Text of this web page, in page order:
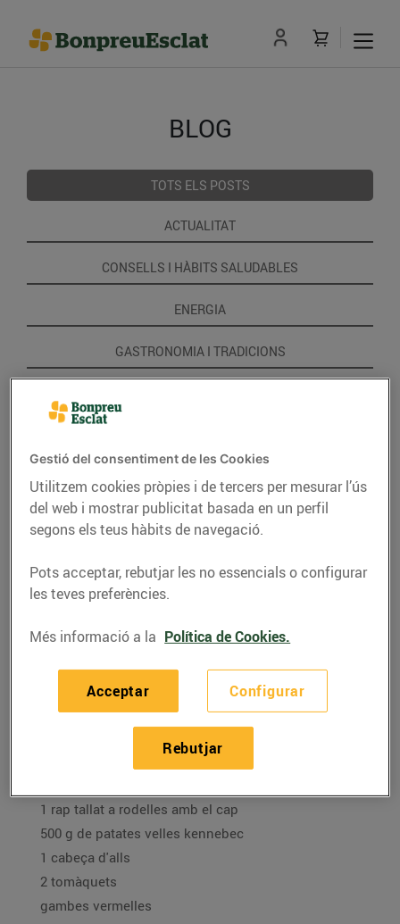
BLOG
TOTS ELS POSTS
ACTUALITAT
CONSELLS I HÀBITS SALUDABLES
ENERGIA
GASTRONOMIA I TRADICIONS
Suquet de rap i gambes
08/de novembre/2021
1 rap tallat a rodelles amb el cap
500 g de patates velles kennebec
1 cabeça d'alls
2 tomàquets
gambes vermelles
Gestió del consentiment de les Cookies
Utilitzem cookies pròpies i de tercers per mesurar l’ús
del web i mostrar publicitat basada en un perfil
segons els teus hàbits de navegació.
Pots acceptar, rebutjar les no essencials o configurar
les teves preferències.
Més informació a la Política de Cookies.
Configurar
Rebutjar
Acceptar